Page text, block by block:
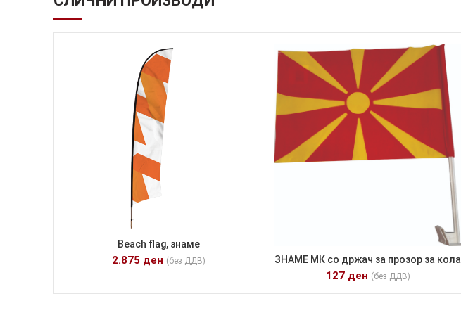
Beach flag, знаме
2.875 ден (без ДДВ) ЗНАМЕ МК со држач за прозор за кола
127 ден (без ДДВ)